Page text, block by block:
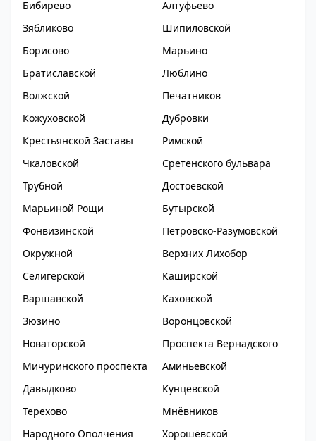
Бибирево
Алтуфьево
Зябликово
Шипиловской
Борисово
Марьино
Братиславской
Люблино
Волжской
Печатников
Кожуховской
Дубровки
Крестьянской Заставы
Римской
Чкаловской
Сретенского бульвара
Трубной
Достоевской
Марьиной Рощи
Бутырской
Фонвизинской
Петровско-Разумовской
Окружной
Верхних Лихобор
Селигерской
Каширской
Варшавской
Каховской
Зюзино
Воронцовской
Новаторской
Проспекта Вернадского
Мичуринского проспекта
Аминьевской
Давыдково
Кунцевской
Терехово
Мнёвников
Народного Ополчения
Хорошёвской